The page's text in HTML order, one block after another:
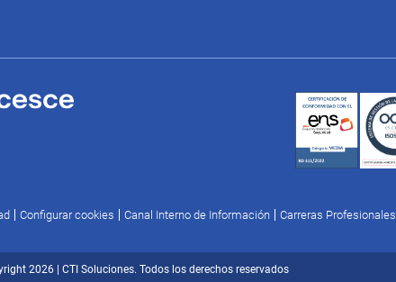
Configurar cookies Canal Interno de Información Carreras Profesionales
2026 | CTI Soluciones. Todos los derechos reservados